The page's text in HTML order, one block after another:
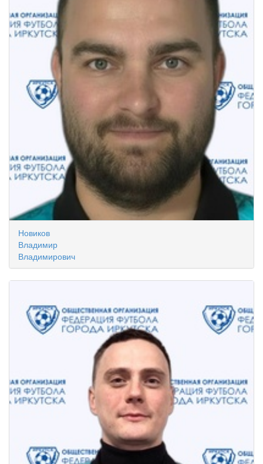
Новиков
Владимир
Владимирович